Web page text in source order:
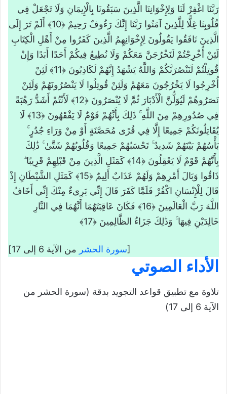
من الآية 6 إلى 17
رَبَّنَا اغْفِرْ لَنَا وَلِإِخْوَانِنَا الَّذِينَ سَبَقُونَا بِالْإِيمَانِ وَلَا تَجْعَلْ فِي
قُلُوبِنَا غِلًّا لِلَّذِينَ آمَنُوا رَبَّنَا إِنَّكَ رَءُوفٌ رَحِيمٌ ﴿10﴾ أَلَمْ تَرَ إِلَى
الَّذِينَ نَافَقُوا يَقُولُونَ لِإِخْوَانِهِمُ الَّذِينَ كَفَرُوا مِنْ أَهْلِ الْكِتَابِ
لَئِنْ أُخْرِجْتُمْ لَنَخْرُجَنَّ مَعَكُمْ وَلَا نُطِيعُ فِيكُمْ أَحَدًا أَبَدًا وَإِنْ
قُوتِلْتُمْ لَنَنْصُرَنَّكُمْ وَاللَّهُ يَشْهَدُ إِنَّهُمْ لَكَاذِبُونَ ﴿11﴾ لَئِنْ
أُخْرِجُوا لَا يَخْرُجُونَ مَعَهُمْ وَلَئِنْ قُوتِلُوا لَا يَنْصُرُونَهُمْ وَلَئِنْ
نَصَرُوهُمْ لَيُوَلُّنَّ الْأَدْبَارَ ثُمَّ لَا يُنْصَرُونَ ﴿12﴾ لَأَنْتُمْ أَشَدُّ رَهْبَةً
فِي صُدُورِهِمْ مِنَ اللَّهِ ۚ ذَٰلِكَ بِأَنَّهُمْ قَوْمٌ لَا يَفْقَهُونَ ﴿13﴾ لَا
يُقَاتِلُونَكُمْ جَمِيعًا إِلَّا فِي قُرًى مُحَصَّنَةٍ أَوْ مِنْ وَرَاءِ جُدُرٍ ۚ
بَأْسُهُمْ بَيْنَهُمْ شَدِيدٌ ۚ تَحْسَبُهُمْ جَمِيعًا وَقُلُوبُهُمْ شَتَّىٰ ۚ ذَٰلِكَ
بِأَنَّهُمْ قَوْمٌ لَا يَعْقِلُونَ ﴿14﴾ كَمَثَلِ الَّذِينَ مِنْ قَبْلِهِمْ قَرِيبًا ۖ
ذَاقُوا وَبَالَ أَمْرِهِمْ وَلَهُمْ عَذَابٌ أَلِيمٌ ﴿15﴾ كَمَثَلِ الشَّيْطَانِ إِذْ
قَالَ لِلْإِنْسَانِ اكْفُرْ فَلَمَّا كَفَرَ قَالَ إِنِّي بَرِيءٌ مِنْكَ إِنِّي أَخَافُ
اللَّهَ رَبَّ الْعَالَمِينَ ﴿16﴾ فَكَانَ عَاقِبَتَهُمَا أَنَّهُمَا فِي النَّارِ
خَالِدَيْنِ فِيهَا ۚ وَذَٰلِكَ جَزَاءُ الظَّالِمِينَ ﴿17﴾
[ سورة الحشرمن الآية 6 إلى 17]
الأداء الصوتي
تلاوة مع تطبيق قواعد التجويد بدقة (سورة الحشر من
الآية 6 إلى 17)